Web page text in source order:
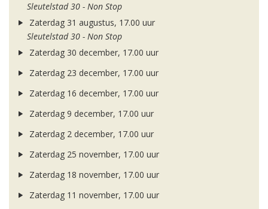
Sleutelstad 30 - Non Stop
Zaterdag 31 augustus, 17.00 uur
Sleutelstad 30 - Non Stop
Zaterdag 30 december, 17.00 uur
Zaterdag 23 december, 17.00 uur
Zaterdag 16 december, 17.00 uur
Zaterdag 9 december, 17.00 uur
Zaterdag 2 december, 17.00 uur
Zaterdag 25 november, 17.00 uur
Zaterdag 18 november, 17.00 uur
Zaterdag 11 november, 17.00 uur